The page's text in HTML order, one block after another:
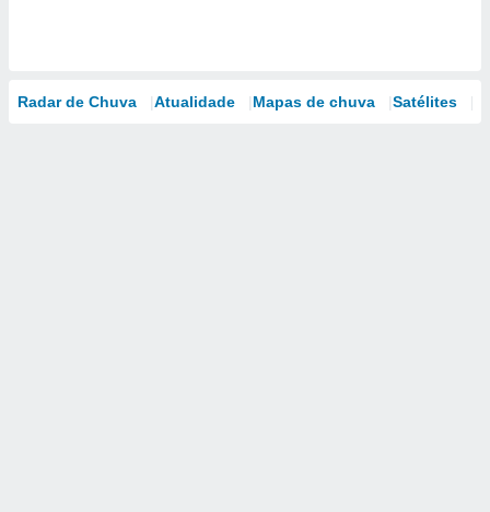
Radar de Chuva Atualidade Mapas de chuva Satélites